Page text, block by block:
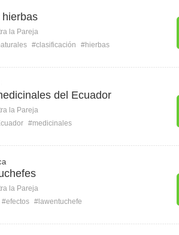
la Pareja
#clasificación #hierbas
del Ecuador
la Pareja
#medicinales
la Pareja
#efectos #lawentuchefe